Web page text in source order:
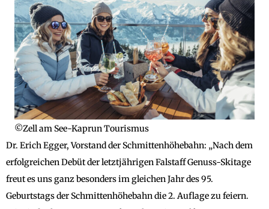
©Zell am See-Kaprun Tourismus
Dr. Erich Egger, Vorstand der Schmittenhöhebahn: „Nach dem
erfolgreichen Debüt der letztjährigen Falstaff Genuss-Skitage
freut es uns ganz besonders im gleichen Jahr des 95.
Geburtstags der Schmittenhöhebahn die 2. Auflage zu feiern.